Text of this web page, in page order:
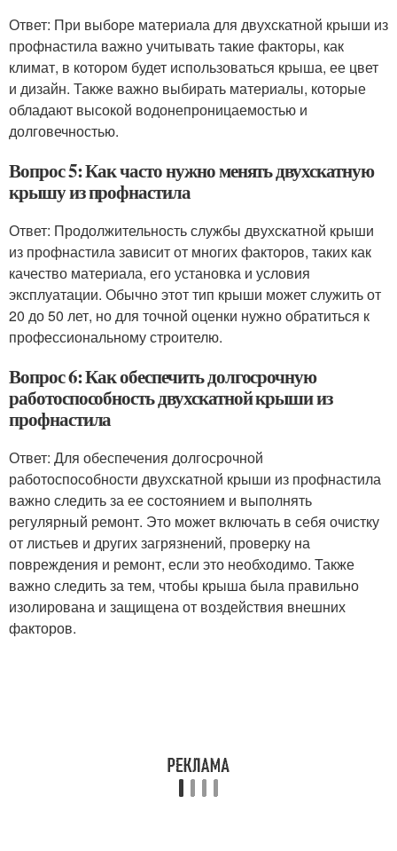
Ответ: При выборе материала для двухскатной крыши из
профнастила важно учитывать такие факторы, как
климат, в котором будет использоваться крыша, ее цвет
и дизайн. Также важно выбирать материалы, которые
обладают высокой водонепроницаемостью и
долговечностью.
Вопрос 5: Как часто нужно менять двухскатную
крышу из профнастила
Ответ: Продолжительность службы двухскатной крыши
из профнастила зависит от многих факторов, таких как
качество материала, его установка и условия
эксплуатации. Обычно этот тип крыши может служить от
20 до 50 лет, но для точной оценки нужно обратиться к
профессиональному строителю.
Вопрос 6: Как обеспечить долгосрочную
работоспособность двухскатной крыши из
профнастила
Ответ: Для обеспечения долгосрочной
работоспособности двухскатной крыши из профнастила
важно следить за ее состоянием и выполнять
регулярный ремонт. Это может включать в себя очистку
от листьев и других загрязнений, проверку на
повреждения и ремонт, если это необходимо. Также
важно следить за тем, чтобы крыша была правильно
изолирована и защищена от воздействия внешних
факторов.